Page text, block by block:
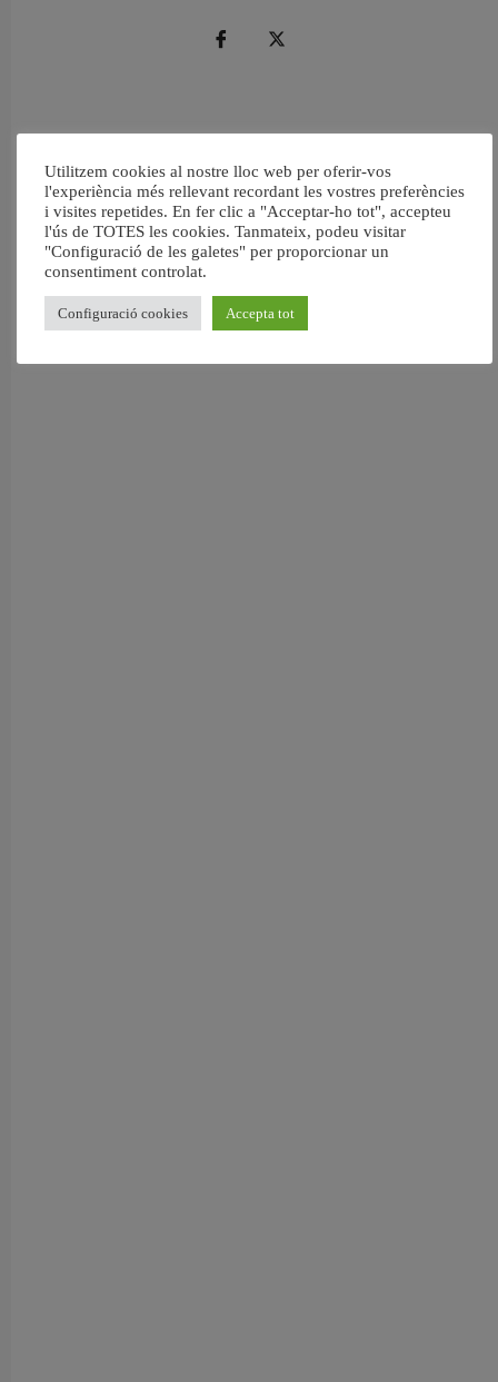
Utilitzem cookies al nostre lloc web per oferir-vos
l'experiència més rellevant recordant les vostres preferències
i visites repetides. En fer clic a "Acceptar-ho tot", accepteu
l'ús de TOTES les cookies. Tanmateix, podeu visitar
"Configuració de les galetes" per proporcionar un
consentiment controlat.
Configuració cookies Accepta tot